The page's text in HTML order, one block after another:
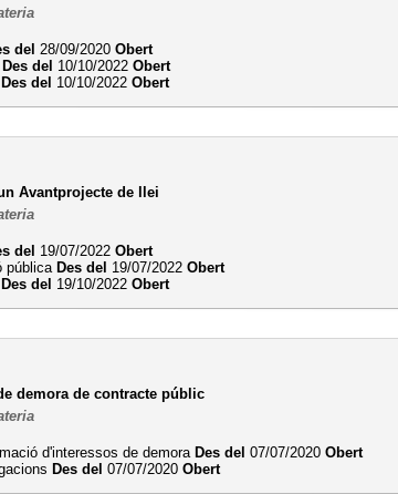
del 28/09/2020Obert
Des del 10/10/2022Obert
Des del 10/10/2022Obert
Avantprojecte de llei
del 19/07/2022Obert
pública Des del 19/07/2022Obert
Des del 19/10/2022Obert
demora de contracte públic
d'interessos de demora Des del 07/07/2020Obert
Des del 07/07/2020Obert